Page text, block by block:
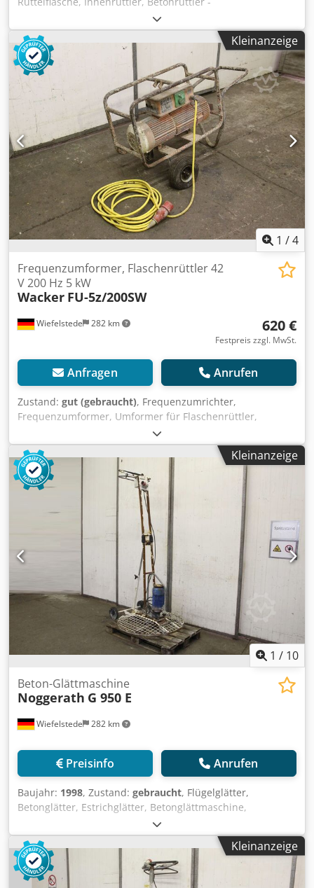
Frequenzumrichter: Abmessung 550/480/H260 mm -
Rüttelflasche: Länge 450 mm -Schlauchlänge: 10 m
Crodjfngxfspfx Ag Iof -Gewicht: 98 kg
Kleinanzeige
1 /4
Wiefelstede 282 km
Frequenzumformer, Flaschenrüttler 42
V 200 Hz 5 kW
Wacker FU-5z/200SW
620 €
Festpreis zzgl. MwSt.
Anfragen Anrufen
Zustand: gut (gebraucht), Frequenzumrichter,
Frequenzumformer, Umformer für Flaschenrüttler,
Rüttelflasche, Innenrüttler -Frequenzumrichter -Leistung: 5
kW -Ausgang: 42 V Cedpfx Agjc Nfd Tj Isrf -Frequenz: 200
Hz -Abmessungen: 1160/600/H740 mm -Gewicht: 88 kg
Kleinanzeige
1 / 10
Wiefelstede 282 km
Beton-Glättmaschine
Noggerath G 950 E
Preisinfo Anrufen
Baujahr: 1998, Zustand: gebraucht, Flügelglätter,
Betonglätter, Estrichglätter, Betonglättmaschine,
Flügelglätter -Hersteller: Noggerath, Handgeführte Beton
Glättmaschine Typ G 950 E -Leistung: 2,4 kW -
Tellerdurchmesser: 790 mm Cjdpog T I Ndjfx Ag Ijrf -
Transportabmessung: 1190/1000/H1410 mm -Gewicht: 87
kg
Kleinanzeige